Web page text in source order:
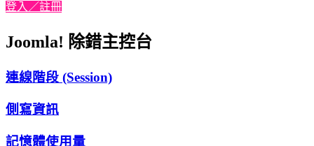
登入／註冊
Joomla! 除錯主控台
連線階段 (Session)
側寫資訊
記憶體使用量